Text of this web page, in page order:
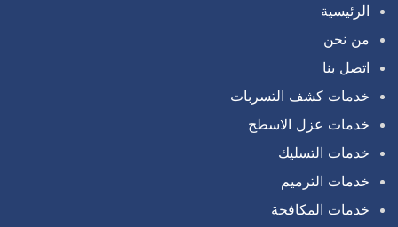
الرئيسية
من نحن
اتصل بنا
خدمات كشف التسربات
خدمات عزل الاسطح
خدمات التسليك
خدمات الترميم
خدمات المكافحة